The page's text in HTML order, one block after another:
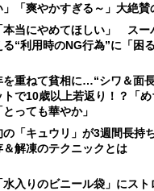
」「爽やかすぎる～」大絶賛
本当にやめてほしい」 スー
る“利用時のNG行為”に「困
を重ねて貧相に…“シワ＆面
トで10歳以上若返り！？「め
とっても華やか」
の「キュウリ」が3週間長
＆解凍のテクニックとは
水入りのビニール袋」にス